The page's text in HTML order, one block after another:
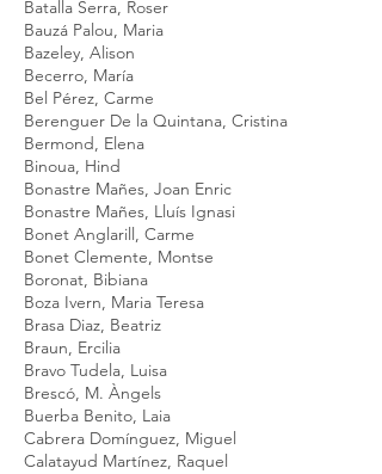
Batalla Serra, Roser
Bauzá Palou, Maria
Bazeley, Alison
Becerro, María
Bel Pérez, Carme
Berenguer De la Quintana, Cristina
Bermond, Elena
Binoua, Hind
Bonastre Mañes, Joan Enric
Bonastre Mañes, Lluís Ignasi
Bonet Anglarill, Carme
Bonet Clemente, Montse
Boronat, Bibiana
Boza Ivern, Maria Teresa
Brasa Diaz, Beatriz
Braun, Ercilia
Bravo Tudela, Luisa
Brescó, M. Àngels
Buerba Benito, Laia
Cabrera Domínguez, Miguel
Calatayud Martínez, Raquel